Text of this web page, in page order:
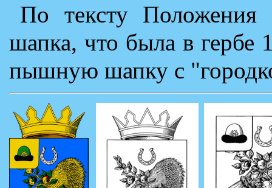
По тексту Положения
шапка, что была в гербе
пышную шапку с